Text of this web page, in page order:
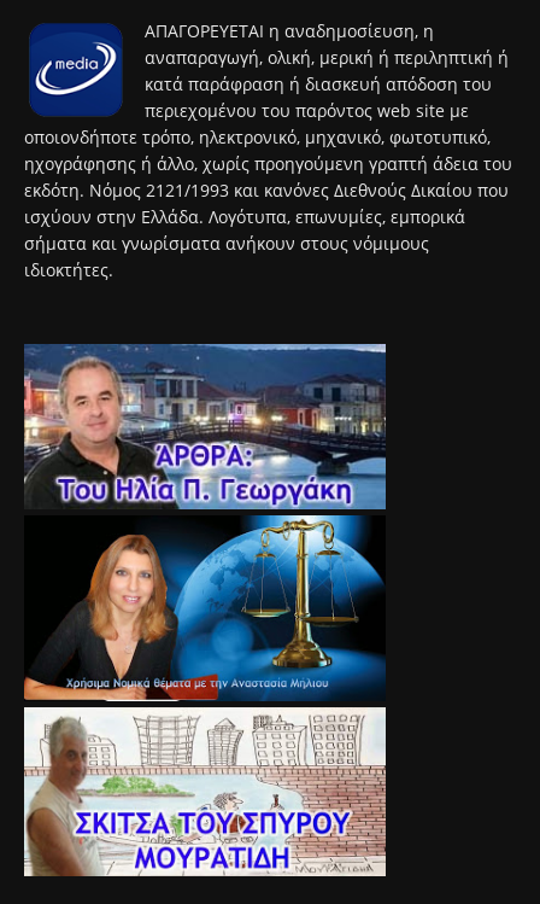
ΑΠΑΓΟΡΕΥΕΤΑΙ η αναδημοσίευση, η
αναπαραγωγή, ολική, μερική ή περιληπτική ή
κατά παράφραση ή διασκευή απόδοση του
περιεχομένου του παρόντος web site με
οποιονδήποτε τρόπο, ηλεκτρονικό, μηχανικό, φωτοτυπικό,
ηχογράφησης ή άλλο, χωρίς προηγούμενη γραπτή άδεια του
εκδότη. Νόμος 2121/1993 και κανόνες Διεθνούς Δικαίου που
ισχύουν στην Ελλάδα. Λογότυπα, επωνυμίες, εμπορικά
σήματα και γνωρίσματα ανήκουν στους νόμιμους
ιδιοκτήτες.